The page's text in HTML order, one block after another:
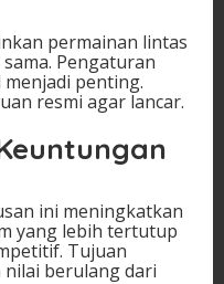
permainan lintas
Pengaturan
penting.
resmi agar lancar.
ini meningkatkan
yang lebih tertutup
Tujuan
berulang dari